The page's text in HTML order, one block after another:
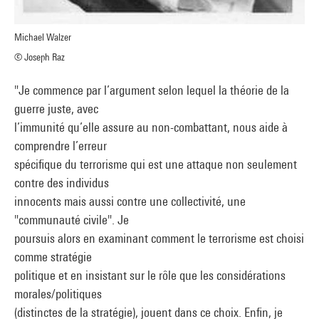
Michael Walzer
© Joseph Raz
"Je commence par l’argument selon lequel la théorie de la
guerre juste, avec
l’immunité qu’elle assure au non-combattant, nous aide à
comprendre l’erreur
spécifique du terrorisme qui est une attaque non seulement
contre des individus
innocents mais aussi contre une collectivité, une
"communauté civile". Je
poursuis alors en examinant comment le terrorisme est choisi
comme stratégie
politique et en insistant sur le rôle que les considérations
morales/politiques
(distinctes de la stratégie), jouent dans ce choix. Enfin, je